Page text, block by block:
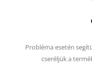
Probléma esetén
cseréljük a